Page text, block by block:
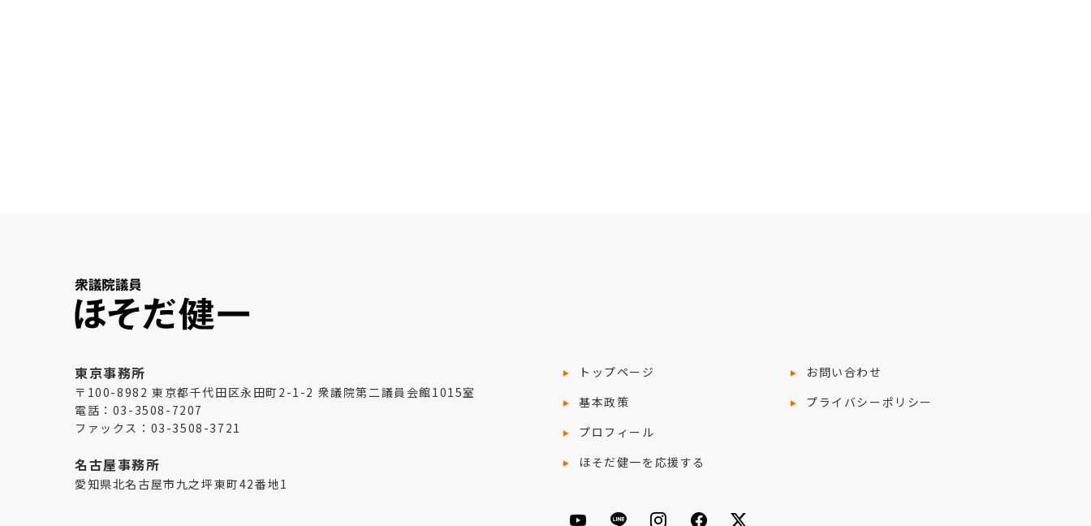
東京事務所
〒100-8982 東京都千代田区永田町2-1-2 衆議院第二議員会館1015室
電話：03-3508-7207
ファックス：03-3508-3721
名古屋事務所
愛知県北名古屋市九之坪東町42番地1
トップページ
基本政策
プロフィール
ほそだ健一を応援する
お問い合わせ
プライバシーポリシー